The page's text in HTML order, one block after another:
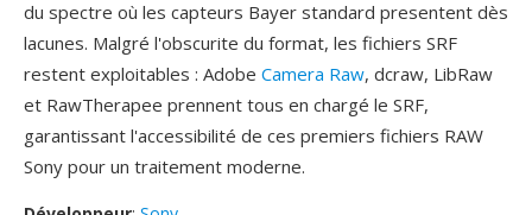
du spectre où les capteurs Bayer standard presentent dès
lacunes. Malgré l'obscurite du format, les fichiers SRF
restent exploitables : Adobe Camera Raw, dcraw, LibRaw
et RawTherapee prennent tous en chargé le SRF,
garantissant l'accessibilité de ces premiers fichiers RAW
Sony pour un traitement moderne.